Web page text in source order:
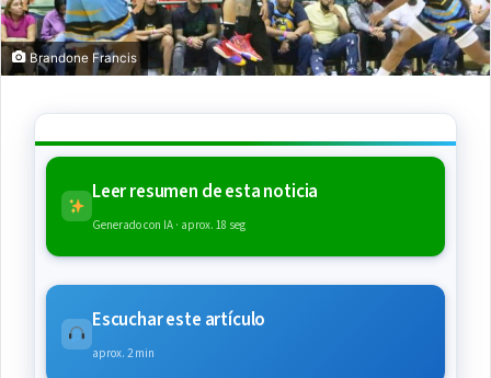
Brandone Francis
Leer resumen de esta noticia
Generado con IA · aprox. 18 seg
Escuchar este artículo
aprox. 2 min